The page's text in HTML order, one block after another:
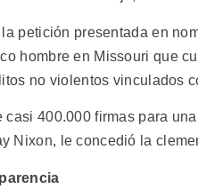
petición presentada en
hombre en Missouri que
no violentos vinculados
400.000 firmas para
Nixon, le concedió la